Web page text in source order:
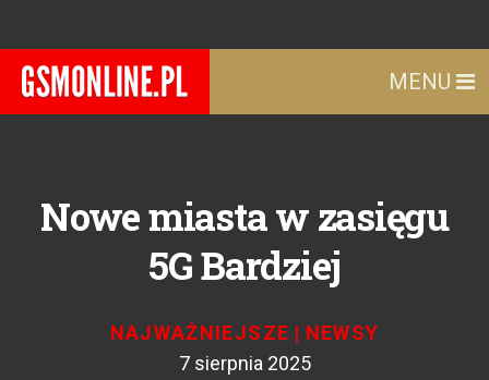
MENU
Nowe miasta w zasięgu
5G Bardziej
NAJWAŻNIEJSZE | NEWSY
7 sierpnia 2025